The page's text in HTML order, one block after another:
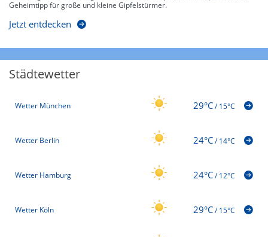
Geheimtipp für große und kleine Gipfelstürmer.
Jetzt entdecken
Städtewetter
Wetter München 29°C/15°C
Wetter Berlin 24°C/14°C
Wetter Hamburg 24°C/12°C
Wetter Köln 29°C/15°C